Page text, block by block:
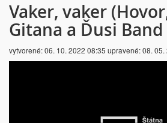
Vaker, vaker
Gitana a Ďusi Band
vytvorené:06. 10. 2022 08:35 upravené:08. 05.